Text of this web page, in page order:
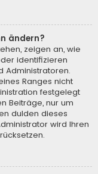
ändern?
zeigen an, wie
identifizieren
Administratoren.
Ranges nicht
festgelegt
Beiträge, nur um
dulden dieses
wird Ihren